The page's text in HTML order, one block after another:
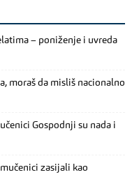
– poniženje i uvreda
moraš da misliš nacionalno
Gospodnji su nada i
zasijali kao